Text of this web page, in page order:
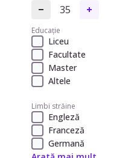
35
Educație
Liceu
Facultate
Master
Altele
Limbi străine
Engleză
Franceză
Germană